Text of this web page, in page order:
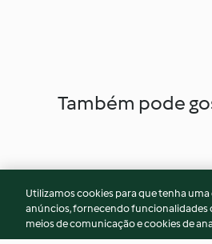
Também pode
Utilizamos cookies para que tenha
anúncios, fornecendo funcionalidades
meios de comunicação e cookies de